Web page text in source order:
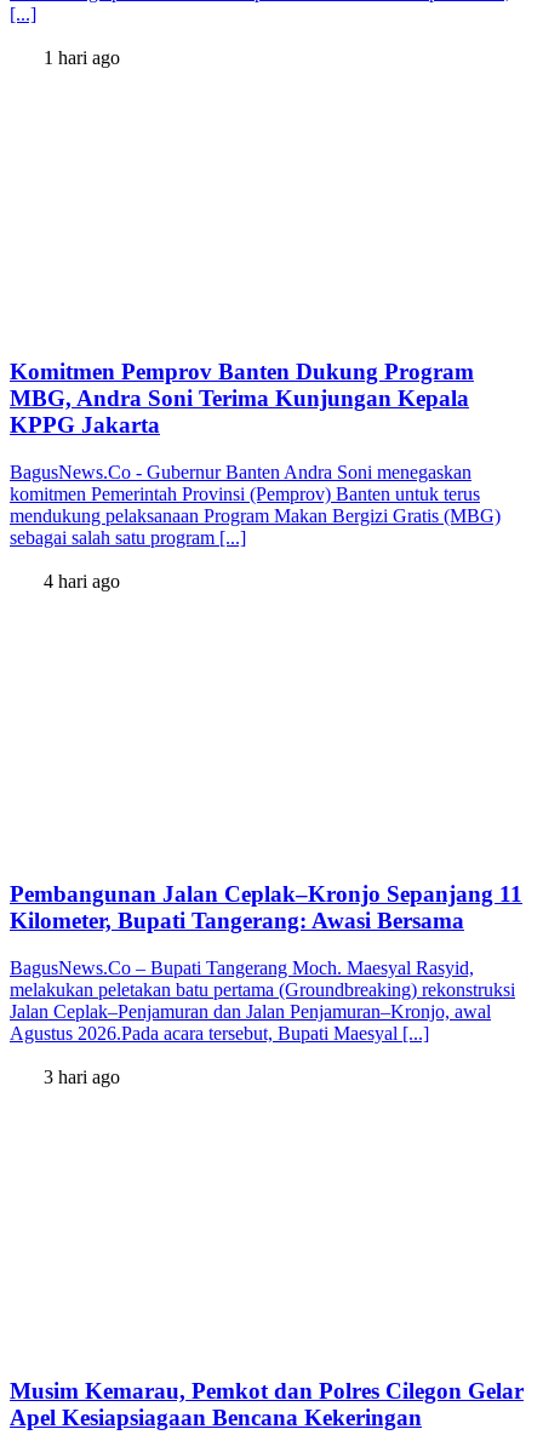
[...]
1 hari ago
Komitmen Pemprov Banten Dukung Program
MBG, Andra Soni Terima Kunjungan Kepala
KPPG Jakarta
BagusNews.Co - Gubernur Banten Andra Soni menegaskan
komitmen Pemerintah Provinsi (Pemprov) Banten untuk terus
mendukung pelaksanaan Program Makan Bergizi Gratis (MBG)
sebagai salah satu program [...]
4 hari ago
Pembangunan Jalan Ceplak–Kronjo Sepanjang 11
Kilometer, Bupati Tangerang: Awasi Bersama
BagusNews.Co – Bupati Tangerang Moch. Maesyal Rasyid,
melakukan peletakan batu pertama (Groundbreaking) rekonstruksi
Jalan Ceplak–Penjamuran dan Jalan Penjamuran–Kronjo, awal
Agustus 2026.Pada acara tersebut, Bupati Maesyal [...]
3 hari ago
Musim Kemarau, Pemkot dan Polres Cilegon Gelar
Apel Kesiapsiagaan Bencana Kekeringan